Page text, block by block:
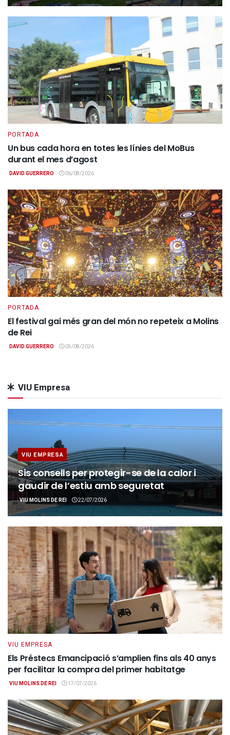
PORTADA
Un bus cada hora en totes les línies del MoBus
durant el mes d’agost
DAVID GUERRERO 06/08/2026
PORTADA
El festival gai més gran del món no repeteix a Molins
de Rei
DAVID GUERRERO 05/08/2026
VIU Empresa
VIU EMPRESA
Sis consells per protegir-se de la calor i
gaudir de l’estiu amb seguretat
VIU MOLINS DE REI 22/07/2026
VIU EMPRESA
Els Préstecs Emancipació s’amplien fins als 40 anys
per facilitar la compra del primer habitatge
VIU MOLINS DE REI 17/07/2026